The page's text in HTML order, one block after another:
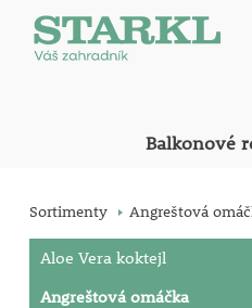
Balkonové
Sortimenty Angreštová
Aloe Vera koktejl
Angreštová omáčka